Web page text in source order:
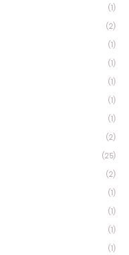
(1)
(2)
(1)
(1)
(1)
(1)
(1)
(2)
(25)
(2)
(1)
(1)
(1)
(1)